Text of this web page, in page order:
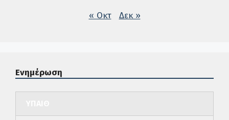
« Οκτ Δεκ »
Ενημέρωση